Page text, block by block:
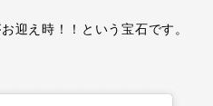
迎え時！！という宝石です。